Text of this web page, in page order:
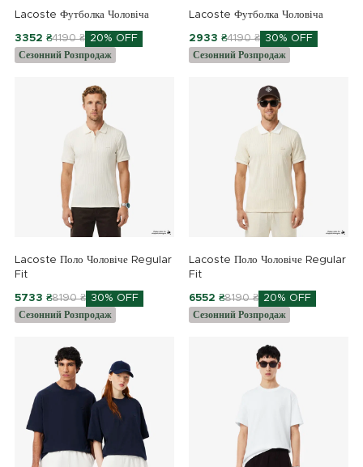
Lacoste Футболка Чоловіча
3352 ₴4190 ₴ 20% OFF
Сезонний Розпродаж
Lacoste Футболка Чоловіча
2933 ₴4190 ₴ 30% OFF
Сезонний Розпродаж
Lacoste Поло Чоловіче Regular
Fit
5733 ₴8190 ₴ 30% OFF
Сезонний Розпродаж
Lacoste Поло Чоловіче Regular
Fit
6552 ₴8190 ₴ 20% OFF
Сезонний Розпродаж